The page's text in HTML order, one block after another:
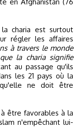
la charia est surtout
régler les affaires
à travers le monde
la charia signifie
au passage qu'ils
les 21 pays où la
ne doit être
être favorables à la
n'empêchant lui-